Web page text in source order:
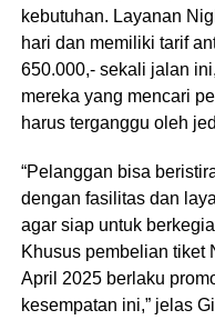
kebutuhan. Layanan
hari dan memiliki tarif
650.000,- sekali jalan
mereka yang mencari
harus terganggu oleh
“Pelanggan bisa
dengan fasilitas dan
agar siap untuk
Khusus pembelian tiket
April 2025 berlaku
kesempatan ini,” jelas